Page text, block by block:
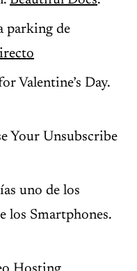
parking de
Valentine’s Day.
Your Unsubscribe
uno de los
los Smartphones.